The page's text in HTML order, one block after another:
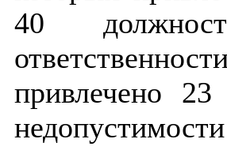
40
привлечено